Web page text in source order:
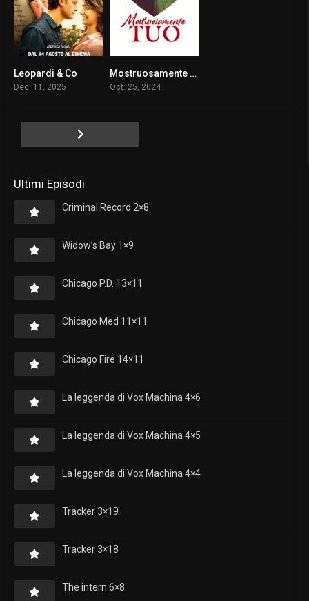
Leopardi & Co
Dec. 11, 2025
6.4Mostruosamente tuo
Oct. 25, 2024
Ultimi Episodi
Criminal Record 2×8
Widow’s Bay 1×9
Chicago P.D. 13×11
Chicago Med 11×11
Chicago Fire 14×11
La leggenda di Vox Machina 4×6
La leggenda di Vox Machina 4×5
La leggenda di Vox Machina 4×4
Tracker 3×19
Tracker 3×18
The intern 6×8